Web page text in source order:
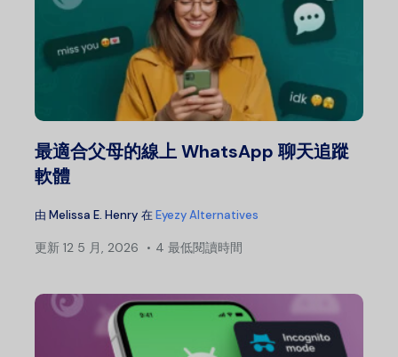
最適合父母的線上 WhatsApp 聊天追蹤
軟體
由 Melissa E. Henry 在Eyezy Alternatives
更新 12 5 月, 2026 4 最低閱讀時間